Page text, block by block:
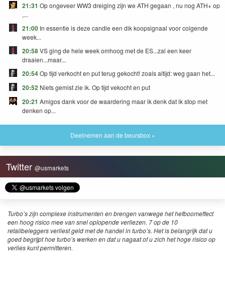
21:31 Op ongeveer WW3 dreiging zijn we ATH gegaan , nu nog ATH+ op
,...
21:00 In essentie is deze candle een dik koopsignaal voor colgende
week...
20:58VS ging de hele week omhoog met de ES...zal een keer
draaien...maar...
20:54Op tijd verkocht en put terug gekocht! zoals altijd: weg gaan het...
20:52 Niets gemist zie ik. Op tijd vekocht en put
20:21 Amigos dank voor de waardering maar ik denk dat ik stop met
denken op...
Deelnemen aan de beursbox »
Twitter @usmarkets
Turbo’s zijn complexe instrumenten en brengen vanwege het hefboomeffect
een hoog risico mee van snel oplopende verliezen. 7 op de 10
retailbeleggers verliest geld met de handel in turbo’s. Het is belangrijk dat u
goed begrijpt hoe turbo’s werken en dat u nagaat of u zich het hoge risico op
verlies kunt permitteren.